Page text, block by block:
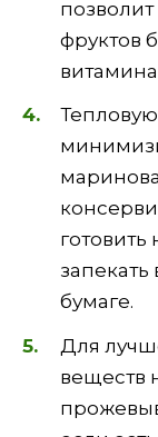
фруктов
готовить
бумаге.
Для
веществ